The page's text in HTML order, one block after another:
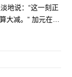
地说：“这一刻正
大减。” 加元在…